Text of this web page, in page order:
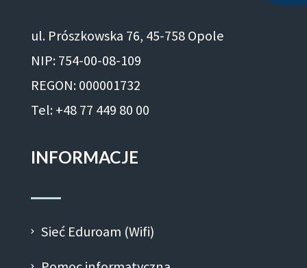
ul. Prószkowska 76, 45-758 Opole
NIP: 754-00-08-109
REGON: 000001732
Tel: +48 77 449 80 00
INFORMACJE
Sieć Eduroam (Wifi)